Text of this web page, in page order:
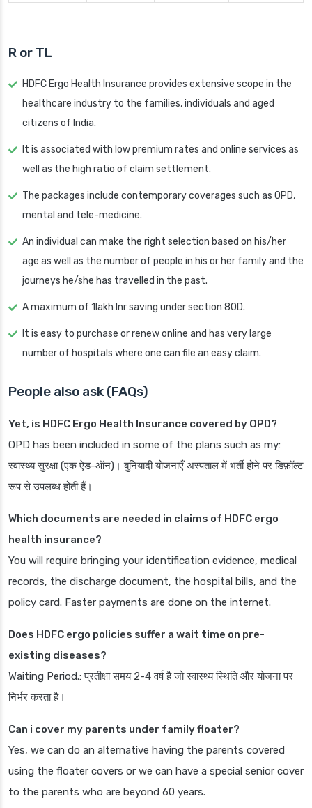
R or TL
HDFC Ergo Health Insurance provides extensive scope in the
healthcare industry to the families, individuals and aged
citizens of India.
It is associated with low premium rates and online services as
well as the high ratio of claim settlement.
The packages include contemporary coverages such as OPD,
mental and tele-medicine.
An individual can make the right selection based on his/her
age as well as the number of people in his or her family and the
journeys he/she has travelled in the past.
A maximum of 1lakh Inr saving under section 80D.
It is easy to purchase or renew online and has very large
number of hospitals where one can file an easy claim.
People also ask (FAQs)
Yet, is HDFC Ergo Health Insurance covered by OPD?
OPD has been included in some of the plans such as my:
स्वास्थ्य सुरक्षा (एक ऐड-ऑन)। बुनियादी योजनाएँ अस्पताल में भर्ती होने पर डिफ़ॉल्ट
रूप से उपलब्ध होती हैं।
Which documents are needed in claims of HDFC ergo
health insurance?
You will require bringing your identification evidence, medical
records, the discharge document, the hospital bills, and the
policy card. Faster payments are done on the internet.
Does HDFC ergo policies suffer a wait time on pre-
existing diseases?
Waiting Period.: प्रतीक्षा समय 2-4 वर्ष है जो स्वास्थ्य स्थिति और योजना पर
निर्भर करता है।
Can i cover my parents under family floater?
Yes, we can do an alternative having the parents covered
using the floater covers or we can have a special senior cover
to the parents who are beyond 60 years.